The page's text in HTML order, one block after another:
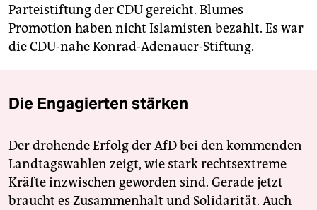
Parteistiftung der CDU gereicht. Blumes
Promotion haben nicht Islamisten bezahlt. Es war
die CDU-nahe Konrad-Adenauer-Stiftung.
Die Engagierten stärken
Der drohende Erfolg der AfD bei den kommenden
Landtagswahlen zeigt, wie stark rechtsextreme
Kräfte inzwischen geworden sind. Gerade jetzt
braucht es Zusammenhalt und Solidarität. Auch